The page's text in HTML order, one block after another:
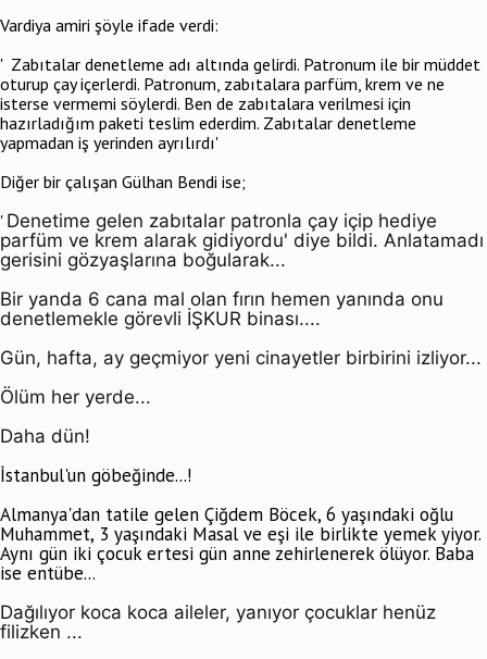
Vardiya amiri şöyle ifade verdi:
' Zabıtalar denetleme adı altında gelirdi. Patronum ile bir müddet
oturup çay içerlerdi. Patronum, zabıtalara parfüm, krem ve ne
isterse vermemi söylerdi. Ben de zabıtalara verilmesi için
hazırladığım paketi teslim ederdim. Zabıtalar denetleme
yapmadan iş yerinden ayrılırdı'
Diğer bir çalışan Gülhan Bendi ise;
' Denetime gelen zabıtalar patronla çay içip hediye
parfüm ve krem alarak gidiyordu' diye bildi. Anlatamadı
gerisini gözyaşlarına boğularak...
Bir yanda 6 cana mal olan fırın hemen yanında onu
denetlemekle görevli İŞKUR binası....
Gün, hafta, ay geçmiyor yeni cinayetler birbirini izliyor...
Ölüm her yerde...
Daha dün!
İstanbul'un göbeğinde...!
Almanya'dan tatile gelen Çiğdem Böcek, 6 yaşındaki oğlu
Muhammet, 3 yaşındaki Masal ve eşi ile birlikte yemek yiyor.
Aynı gün iki çocuk ertesi gün anne zehirlenerek ölüyor. Baba
ise entübe...
Dağılıyor koca koca aileler, yanıyor çocuklar henüz
filizken ...